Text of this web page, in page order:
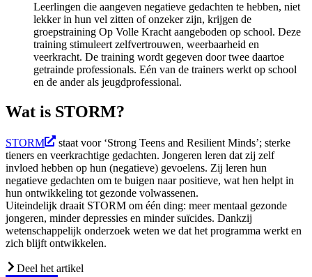
Leerlingen die aangeven negatieve gedachten te hebben, niet
lekker in hun vel zitten of onzeker zijn, krijgen de
groepstraining Op Volle Kracht aangeboden op school. Deze
training stimuleert zelfvertrouwen, weerbaarheid en
veerkracht. De training wordt gegeven door twee daartoe
getrainde professionals. Eén van de trainers werkt op school
en de ander als jeugdprofessional.
Wat is STORM?
STORM
staat voor ‘Strong Teens and Resilient Minds’; sterke
tieners en veerkrachtige gedachten. Jongeren leren dat zij zelf
invloed hebben op hun (negatieve) gevoelens. Zij leren hun
negatieve gedachten om te buigen naar positieve, wat hen helpt in
hun ontwikkeling tot gezonde volwassenen.
Uiteindelijk draait STORM om één ding: meer mentaal gezonde
jongeren, minder depressies en minder suïcides. Dankzij
wetenschappelijk onderzoek weten we dat het programma werkt en
zich blijft ontwikkelen.
Deel het artikel